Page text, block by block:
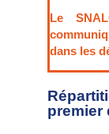
Le
dans les
premier